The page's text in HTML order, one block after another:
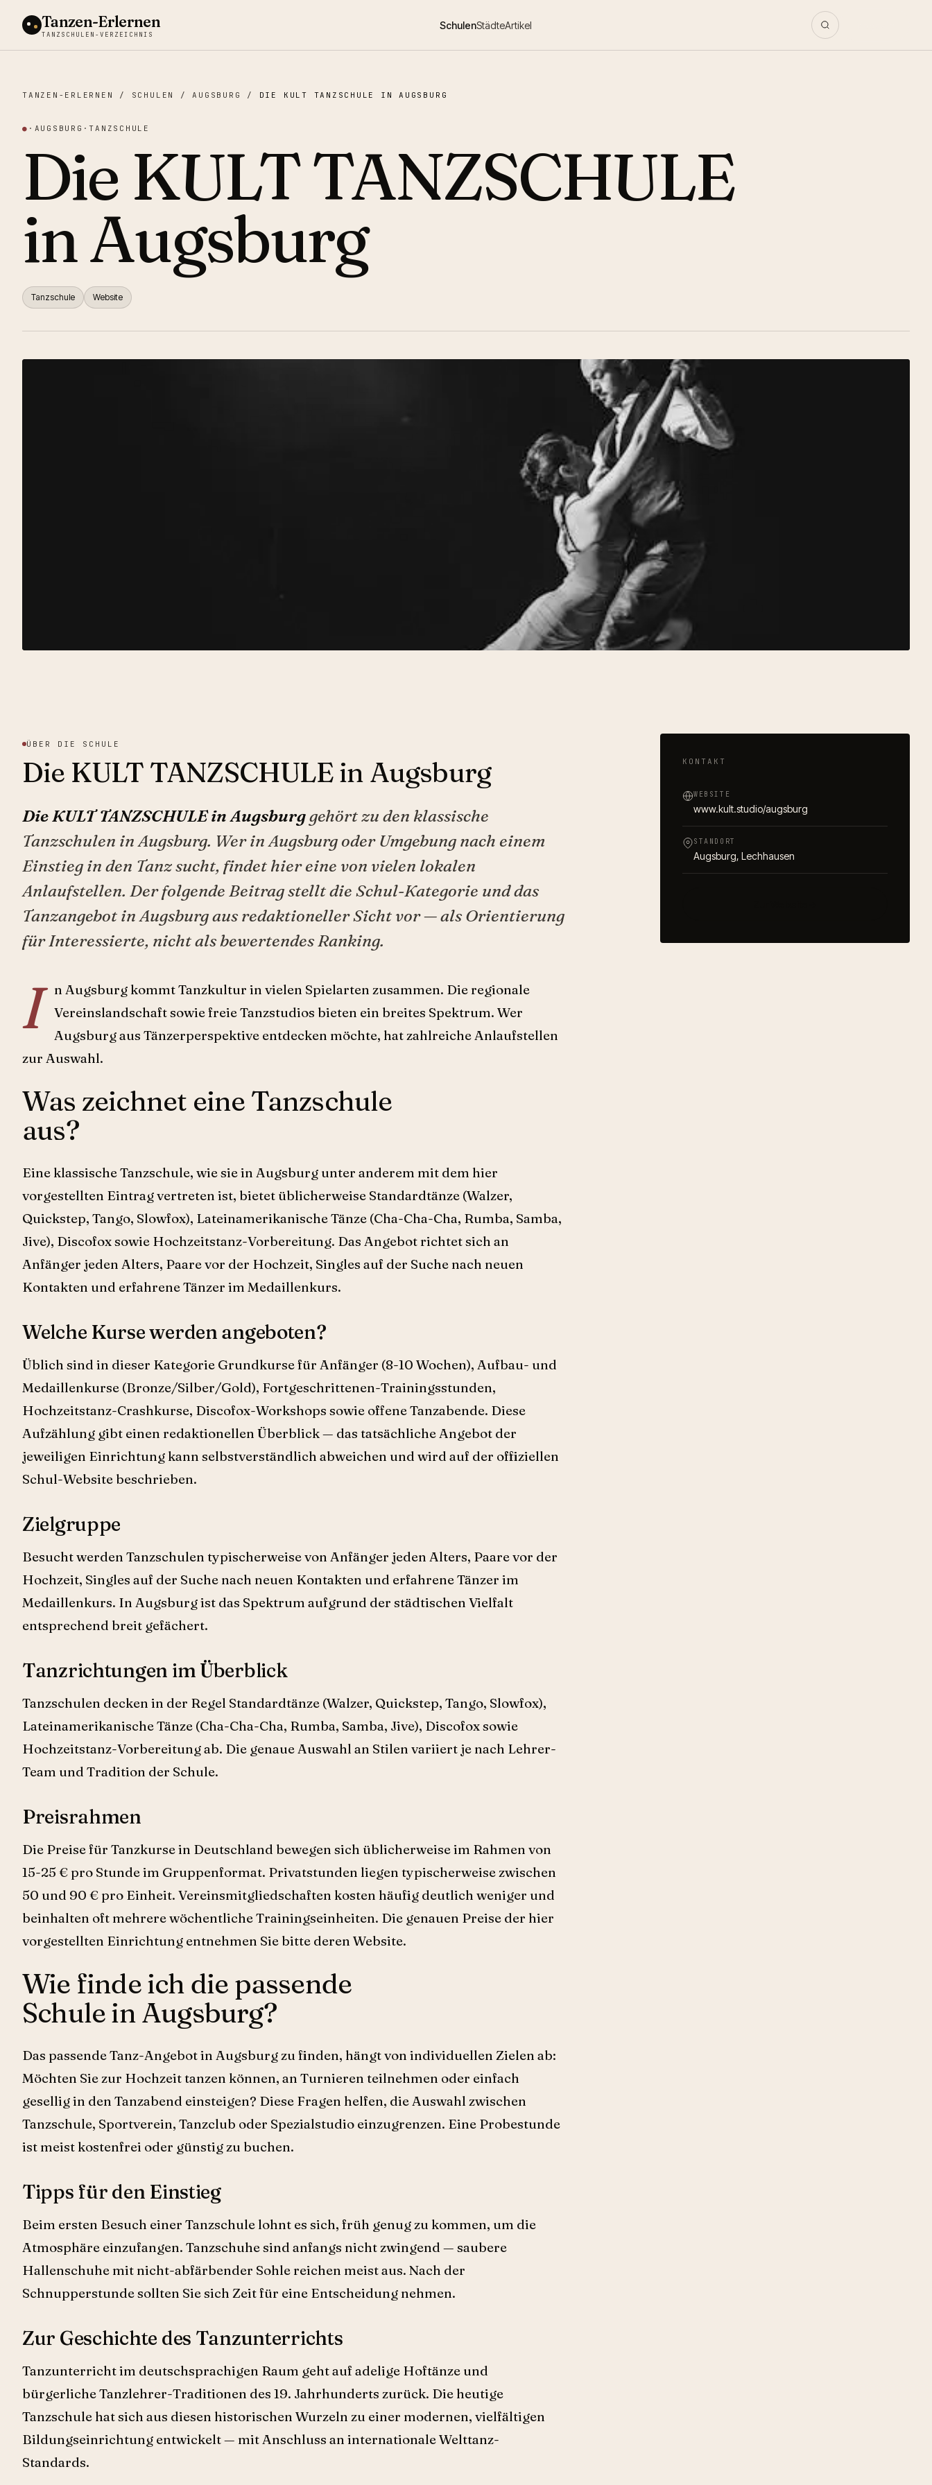
Tanzen-Erlernen
TANZSCHULEN-VERZEICHNIS
SchulenStädteArtikel
TANZEN-ERLERNEN / SCHULEN / AUGSBURG / DIE KULT TANZSCHULE IN AUGSBURG
● · AUGSBURG ·TANZSCHULE
Die KULT TANZSCHULE
in Augsburg
Tanzschule Website
ÜBER DIE SCHULE
Die KULT TANZSCHULE in Augsburg
Die KULT TANZSCHULE in Augsburggehört zu den klassische
Tanzschulen in Augsburg. Wer in Augsburg oder Umgebung nach einem
Einstieg in den Tanz sucht, findet hier eine von vielen lokalen
Anlaufstellen. Der folgende Beitrag stellt die Schul-Kategorie und das
Tanzangebot in Augsburg aus redaktioneller Sicht vor — als Orientierung
für Interessierte, nicht als bewertendes Ranking.
I
n Augsburg kommt Tanzkultur in vielen Spielarten zusammen. Die regionale
Vereinslandschaft sowie freie Tanzstudios bieten ein breites Spektrum. Wer
Augsburg aus Tänzerperspektive entdecken möchte, hat zahlreiche Anlaufstellen
zur Auswahl.
Was zeichnet eine Tanzschule
aus?
Eine klassische Tanzschule, wie sie in Augsburg unter anderem mit dem hier
vorgestellten Eintrag vertreten ist, bietet üblicherweise Standardtänze (Walzer,
Quickstep, Tango, Slowfox), Lateinamerikanische Tänze (Cha-Cha-Cha, Rumba, Samba,
Jive), Discofox sowie Hochzeitstanz-Vorbereitung. Das Angebot richtet sich an
Anfänger jeden Alters, Paare vor der Hochzeit, Singles auf der Suche nach neuen
Kontakten und erfahrene Tänzer im Medaillenkurs.
Welche Kurse werden angeboten?
Üblich sind in dieser Kategorie Grundkurse für Anfänger (8-10 Wochen), Aufbau- und
Medaillenkurse (Bronze/Silber/Gold), Fortgeschrittenen-Trainingsstunden,
Hochzeitstanz-Crashkurse, Discofox-Workshops sowie offene Tanzabende. Diese
Aufzählung gibt einen redaktionellen Überblick — das tatsächliche Angebot der
jeweiligen Einrichtung kann selbstverständlich abweichen und wird auf der offiziellen
Schul-Website beschrieben.
Zielgruppe
Besucht werden Tanzschulen typischerweise von Anfänger jeden Alters, Paare vor der
Hochzeit, Singles auf der Suche nach neuen Kontakten und erfahrene Tänzer im
Medaillenkurs. In Augsburg ist das Spektrum aufgrund der städtischen Vielfalt
entsprechend breit gefächert.
Tanzrichtungen im Überblick
Tanzschulen decken in der Regel Standardtänze (Walzer, Quickstep, Tango, Slowfox),
Lateinamerikanische Tänze (Cha-Cha-Cha, Rumba, Samba, Jive), Discofox sowie
Hochzeitstanz-Vorbereitung ab. Die genaue Auswahl an Stilen variiert je nach Lehrer-
Team und Tradition der Schule.
Preisrahmen
Die Preise für Tanzkurse in Deutschland bewegen sich üblicherweise im Rahmen von
15-25 € pro Stunde im Gruppenformat. Privatstunden liegen typischerweise zwischen
50 und 90 € pro Einheit. Vereinsmitgliedschaften kosten häufig deutlich weniger und
beinhalten oft mehrere wöchentliche Trainingseinheiten. Die genauen Preise der hier
vorgestellten Einrichtung entnehmen Sie bitte deren Website.
Wie finde ich die passende
Schule in Augsburg?
Das passende Tanz-Angebot in Augsburg zu finden, hängt von individuellen Zielen ab:
Möchten Sie zur Hochzeit tanzen können, an Turnieren teilnehmen oder einfach
gesellig in den Tanzabend einsteigen? Diese Fragen helfen, die Auswahl zwischen
Tanzschule, Sportverein, Tanzclub oder Spezialstudio einzugrenzen. Eine Probestunde
ist meist kostenfrei oder günstig zu buchen.
Tipps für den Einstieg
Beim ersten Besuch einer Tanzschule lohnt es sich, früh genug zu kommen, um die
Atmosphäre einzufangen. Tanzschuhe sind anfangs nicht zwingend — saubere
Hallenschuhe mit nicht-abfärbender Sohle reichen meist aus. Nach der
Schnupperstunde sollten Sie sich Zeit für eine Entscheidung nehmen.
Zur Geschichte des Tanzunterrichts
Tanzunterricht im deutschsprachigen Raum geht auf adelige Hoftänze und
bürgerliche Tanzlehrer-Traditionen des 19. Jahrhunderts zurück. Die heutige
Tanzschule hat sich aus diesen historischen Wurzeln zu einer modernen, vielfältigen
Bildungseinrichtung entwickelt — mit Anschluss an internationale Welttanz-
Standards.
KONTAKT
WEBSITE
www.kult.studio/augsburg
STANDORT
Augsburg, Lechhausen